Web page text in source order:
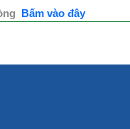
Bấm vào đây